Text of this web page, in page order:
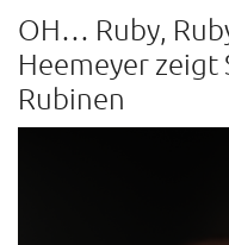
OH… Ruby,
Heemeyer zeigt
Rubinen